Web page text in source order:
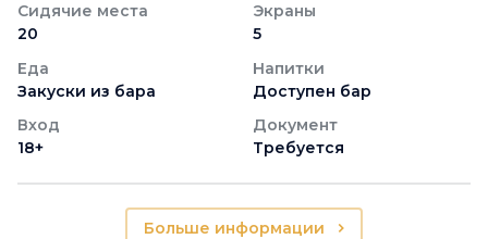
Сидячие места
20
Экраны
5
Еда
Закуски из бара
Напитки
Доступен бар
Вход
18+
Документ
Требуется
Больше информации